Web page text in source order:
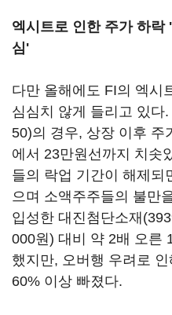
엑시트로 인한 주가 하
심'
다만 올해에도 FI의 엑시
심심치 않게 들리고 있다.
50)의 경우, 상장 이후 주
에서 23만원선까지 치솟
들의 락업 기간이 해제되
으며 소액주주들의 불만
입성한 대진첨단소재
000원) 대비 약 2배 오른
했지만, 오버행 우려로
60% 이상 빠졌다.